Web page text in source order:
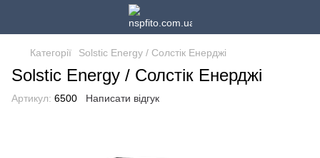
Категорії Solstic Energy / Солстік Енерджі
Solstic Energy / Солстік Енерджі
Артикул: 6500 Написати відгук